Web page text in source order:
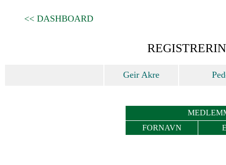
<< DASHBOARD
Geir Akre
FORNAVN